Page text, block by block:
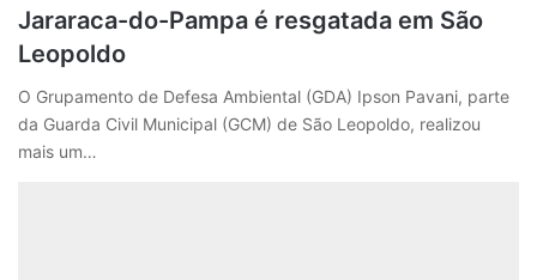
Jararaca-do-Pampa é resgatada em São
Leopoldo
O Grupamento de Defesa Ambiental (GDA) Ipson Pavani, parte
da Guarda Civil Municipal (GCM) de São Leopoldo, realizou
mais um…